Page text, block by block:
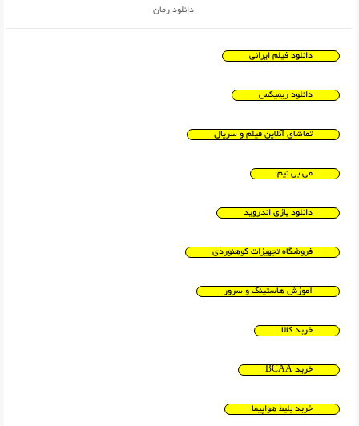
دانلود رمان
دانلود فیلم ایرانی
دانلود ریمیکس
تماشای آنلاین فیلم و سریال
می بی نیم
دانلود بازی اندروید
فروشگاه تجهیزات کوهنوردی
آموزش هاستینگ و سرور
خرید کالا
خرید BCAA
خرید بلیط هواپیما